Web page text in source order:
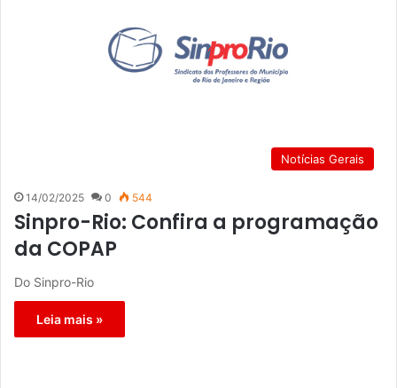
Notícias Gerais
14/02/2025 0 544
Sinpro-Rio: Confira a programação
da COPAP
Do Sinpro-Rio
Leia mais »